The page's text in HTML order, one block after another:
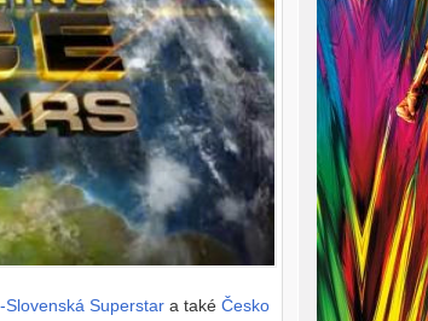
Slovenská Superstar a také Česko